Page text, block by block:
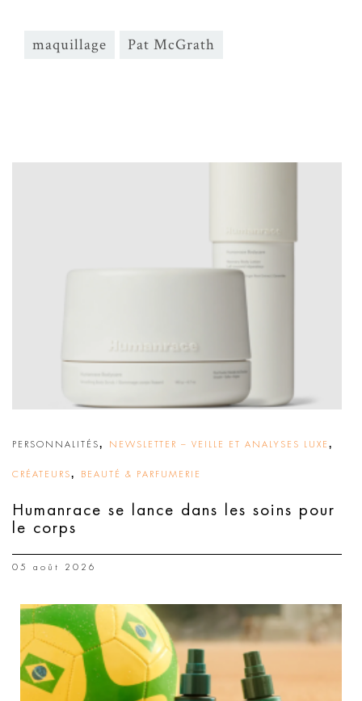
maquillage Pat McGrath
PERSONNALITÉS, NEWSLETTER – VEILLE ET ANALYSES LUXE ,
CRÉATEURS, BEAUTÉ & PARFUMERIE
Humanrace se lance dans les soins pour
le corps
05 août 2026